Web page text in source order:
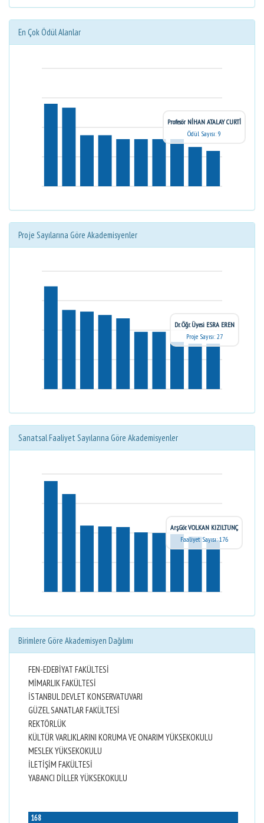
En Çok Ödül Alanlar
Profesör NİHAN ATALAY CURTİ
Ödül Sayısı: 9
Proje Sayılarına Göre Akademisyenler
Dr. Öğr. Üyesi ESRA EREN
Proje Sayısı: 27
Sanatsal Faaliyet Sayılarına Göre Akademisyenler
Arş.Gör. VOLKAN KIZILTUNÇ
Faaliyet Sayısı: 176
Birimlere Göre Akademisyen Dağılımı
FEN-EDEBİYAT FAKÜLTESİ
MİMARLIK FAKÜLTESİ
İSTANBUL DEVLET KONSERVATUVARI
GÜZEL SANATLAR FAKÜLTESİ
REKTÖRLÜK
KÜLTÜR VARLIKLARINI KORUMA VE ONARIM YÜKSEKOKULU
MESLEK YÜKSEKOKULU
İLETİŞİM FAKÜLTESİ
YABANCI DİLLER YÜKSEKOKULU
168